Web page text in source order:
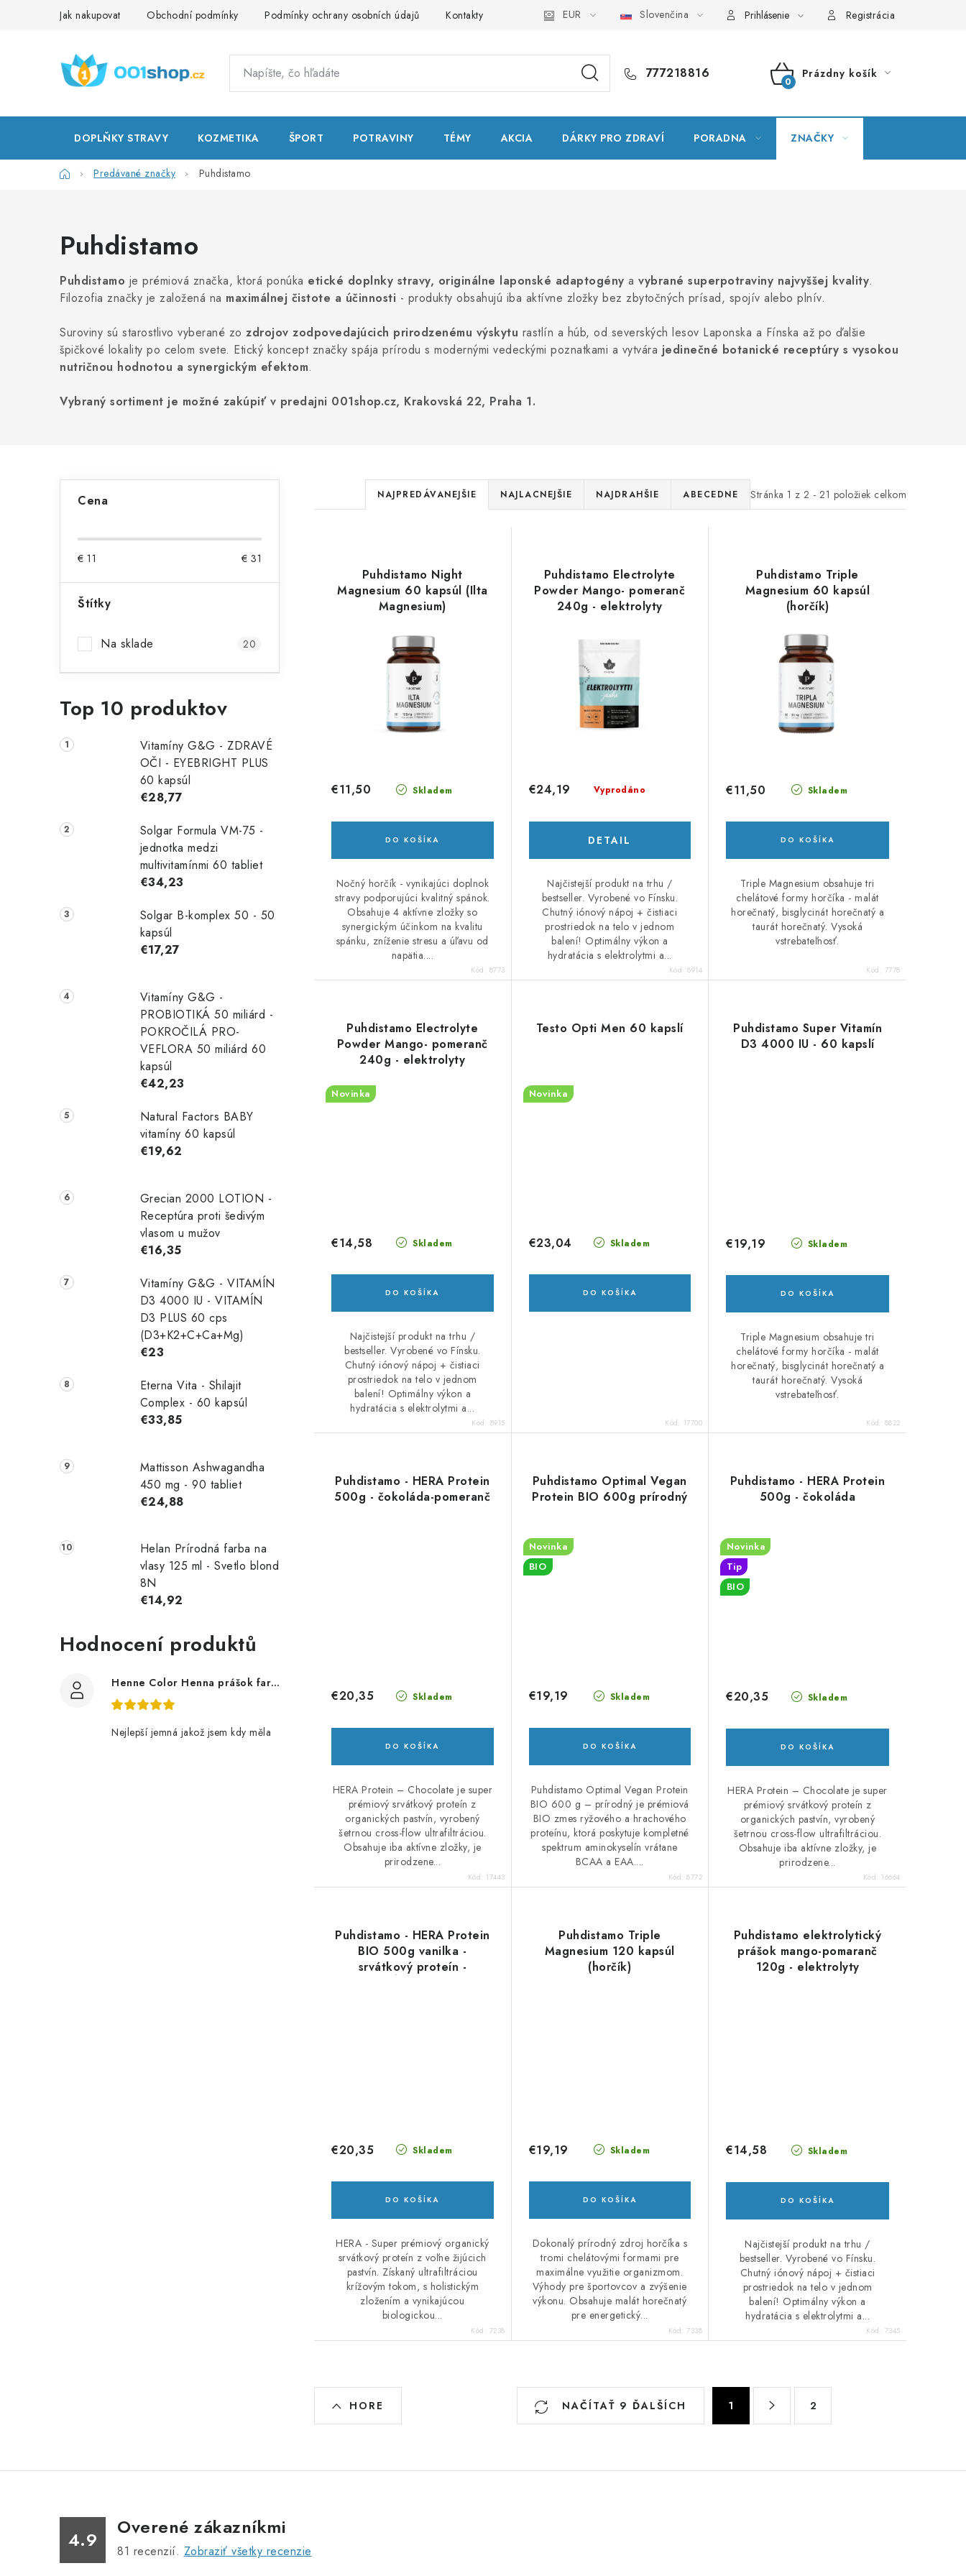
Jak nakupovat Obchodní podmínky Podmínky ochrany osobních údajů Kontakty Natural Health Store Slovník pojmov Mapa serveru Moja objednávka
EUR Slovenčina Prihlásenie Registrácia
777218816
NÁKUPNÝ
Prázdny košík
DOPLŇKY STRAVY KOZMETIKA ŠPORT POTRAVINY TÉMY AKCIA DÁRKY PRO ZDRAVÍ PORADNA ZNAČKY
DomovPredávané značky Puhdistamo
Puhdistamo
Puhdistamo je prémiová značka, ktorá ponúka etické doplnky stravy, originálne laponské adaptogény a vybrané superpotraviny najvyššej kvality.
Filozofia značky je založená na maximálnej čistote a účinnosti - produkty obsahujú iba aktívne zložky bez zbytočných prísad, spojív alebo plnív.
Suroviny sú starostlivo vyberané zo zdrojov zodpovedajúcich prirodzenému výskytu rastlín a húb, od severských lesov Laponska a Fínska až po ďalšie
špičkové lokality po celom svete. Etický koncept značky spája prírodu s modernými vedeckými poznatkami a vytvára jedinečné botanické receptúry s vysokou
nutričnou hodnotou a synergickým efektom.
Vybraný sortiment je možné zakúpiť v predajni 001shop.cz, Krakovská 22, Praha 1.
n
n
e
l
Cena
€ 11 € 31
Štítky
Na sklade 20
Top 10 produktov
Vitamíny G&G - ZDRAVÉ
OČI - EYEBRIGHT PLUS
60 kapsúl
€28,77
Solgar Formula VM-75 -
jednotka medzi
multivitamínmi 60 tabliet
€34,23
Solgar B-komplex 50 - 50
kapsúl
€17,27
Vitamíny G&G -
PROBIOTIKÁ 50 miliárd -
POKROČILÁ PRO-
VEFLORA 50 miliárd 60
kapsúl
€42,23
Natural Factors BABY
vitamíny 60 kapsúl
€19,62
Grecian 2000 LOTION -
Receptúra ​​proti šedivým
vlasom u mužov
€16,35
Vitamíny G&G - VITAMÍN
D3 4000 IU - VITAMÍN
D3 PLUS 60 cps
(D3+K2+C+Ca+Mg)
€23
Eterna Vita - Shilajit
Complex - 60 kapsúl
€33,85
Mattisson Ashwagandha
450 mg - 90 tabliet
€24,88
Helan Prírodná farba na
vlasy 125 ml - Svetlo blond
8N
€14,92
Hodnocení produktů
Henne Color Henna prášok farba: hnedá 100g
Nejlepší jemná jakož jsem kdy měla
Stránka 1 z 2 - 21 položiek celkom
R
a
e
n
u
k
o
v
NAJPREDÁVANEJŠIE NAJLACNEJŠIE NAJDRAHŠIE ABECEDNE
Puhdistamo Night
Magnesium 60 kapsúl (Ilta
Magnesium)
Skladem
€11,50
DO KOŠÍKA
Nočný horčík - vynikajúci doplnok
stravy podporujúci kvalitný spánok.
Obsahuje 4 aktívne zložky so
synergickým účinkom na kvalitu
spánku, zníženie stresu a úľavu od
napätia....
Kód: 8773
Puhdistamo Electrolyte
Powder Mango- pomeranč
240g - elektrolyty
Vyprodáno
€24,19
DETAIL
Najčistejší produkt na trhu /
bestseller. Vyrobené vo Fínsku.
Chutný iónový nápoj + čistiaci
prostriedok na telo v jednom
balení! Optimálny výkon a
hydratácia s elektrolytmi a...
Kód:8914
Puhdistamo Triple
Magnesium 60 kapsúl
(horčík)
Skladem
€11,50
DO KOŠÍKA
Triple Magnesium obsahuje tri
chelátové formy horčíka - malát
horečnatý, bisglycinát horečnatý a
taurát horečnatý. Vysoká
vstrebateľnosť.
Kód: 7778
Puhdistamo Electrolyte
Powder Mango- pomeranč
240g - elektrolyty
Novinka
Skladem
€14,58
DO KOŠÍKA
Najčistejší produkt na trhu /
bestseller. Vyrobené vo Fínsku.
Chutný iónový nápoj + čistiaci
prostriedok na telo v jednom
balení! Optimálny výkon a
hydratácia s elektrolytmi a...
Kód: 8915
Testo Opti Men 60 kapslí
Novinka
Skladem
€23,04
DO KOŠÍKA
Kód: 17700
Puhdistamo Super Vitamín
D3 4000 IU - 60 kapslí
Skladem
€19,19
DO KOŠÍKA
Triple Magnesium obsahuje tri
chelátové formy horčíka - malát
horečnatý, bisglycinát horečnatý a
taurát horečnatý. Vysoká
vstrebateľnosť.
Kód: 8822
Puhdistamo - HERA Protein
500g - čokoláda-pomeranč
Skladem
€20,35
DO KOŠÍKA
HERA Protein – Chocolate je super
prémiový srvátkový proteín z
organických pastvín, vyrobený
šetrnou cross-flow ultrafiltráciou.
Obsahuje iba aktívne zložky, je
prirodzene...
Kód: 17443
Puhdistamo Optimal Vegan
Protein BIO 600g prírodný
Novinka
BIO
Skladem
€19,19
DO KOŠÍKA
Puhdistamo Optimal Vegan Protein
BIO 600 g – prírodný je prémiová
BIO zmes ryžového a hrachového
proteínu, ktorá poskytuje kompletné
spektrum aminokyselín vrátane
BCAA a EAA....
Kód:8772
Puhdistamo - HERA Protein
500g - čokoláda
Novinka
Tip
BIO
Skladem
€20,35
DO KOŠÍKA
HERA Protein – Chocolate je super
prémiový srvátkový proteín z
organických pastvín, vyrobený
šetrnou cross-flow ultrafiltráciou.
Obsahuje iba aktívne zložky, je
prirodzene...
Kód: 16664
Puhdistamo - HERA Protein
BIO 500g vanilka -
srvátkový proteín -
Skladem
€20,35
DO KOŠÍKA
HERA - Super prémiový organický
srvátkový proteín z voľne žijúcich
pastvín. Získaný ultrafiltráciou
krížovým tokom, s holistickým
zložením a vynikajúcou
biologickou...
Kód: 7238
Puhdistamo Triple
Magnesium 120 kapsúl
(horčík)
Skladem
€19,19
DO KOŠÍKA
Dokonalý prírodný zdroj horčíka s
tromi chelátovými formami pre
maximálne využitie organizmom.
Výhody pre športovcov a zvýšenie
výkonu. Obsahuje malát horečnatý
pre energetický...
Kód:7338
Puhdistamo elektrolytický
prášok mango-pomaranč
120g - elektrolyty
Skladem
€14,58
DO KOŠÍKA
Najčistejší produkt na trhu /
bestseller. Vyrobené vo Fínsku.
Chutný iónový nápoj + čistiaci
prostriedok na telo v jednom
balení! Optimálny výkon a
hydratácia s elektrolytmi a...
Kód: 7345
v
á
NAČÍTAŤ 9 ĎALŠÍCH
n
1 2
HORE
4.9
Overené zákazníkmi
81 recenzií. Zobraziť všetky recenzie